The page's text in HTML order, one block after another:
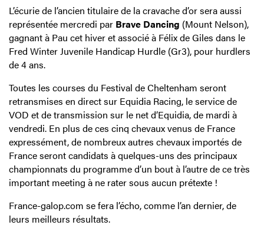
L’écurie de l’ancien titulaire de la cravache d’or sera aussi
représentée mercredi par Brave Dancing (Mount Nelson),
gagnant à Pau cet hiver et associé à Félix de Giles dans le
Fred Winter Juvenile Handicap Hurdle (Gr3), pour hurdlers
de 4 ans.
Toutes les courses du Festival de Cheltenham seront
retransmises en direct sur Equidia Racing, le service de
VOD et de transmission sur le net d’Equidia, de mardi à
vendredi. En plus de ces cinq chevaux venus de France
expressément, de nombreux autres chevaux importés de
France seront candidats à quelques-uns des principaux
championnats du programme d’un bout à l’autre de ce très
important meeting à ne rater sous aucun prétexte !
France-galop.com se fera l’écho, comme l’an dernier, de
leurs meilleurs résultats.